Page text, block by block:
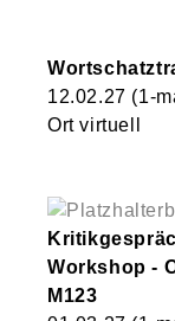
12.02.27 (1-
Ort virtuell
Workshop -
M123